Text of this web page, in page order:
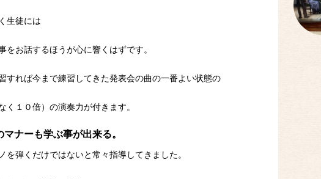
生徒には
をお話するほうが心に響くはずです。
すれば今まで練習してきた発表会の曲の一番よい状態の
く１０倍）の演奏力が付きます。
ナーも学ぶ事が出来る。
を弾くだけではないと常々指導してきました。